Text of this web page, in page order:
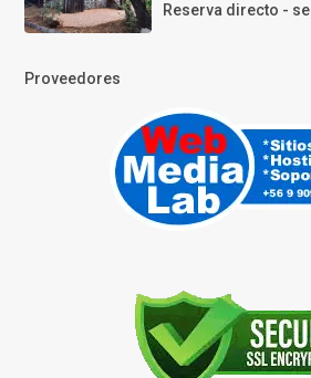
Reserva directo -
Proveedores